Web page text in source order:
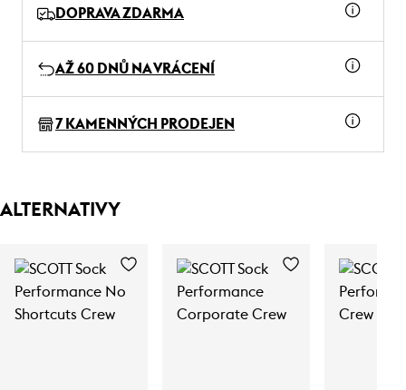
DOPRAVA ZDARMA
AŽ 60 DNŮ NA VRÁCENÍ
7 KAMENNÝCH PRODEJEN
ALTERNATIVY